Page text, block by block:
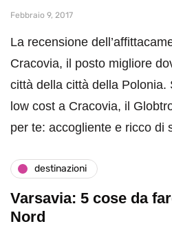
Febbraio 9, 2017
La recensione
Cracovia, il posto migliore
città della città della Polonia.
low cost a Cracovia, il
per te: accogliente e ricco di
destinazioni
Varsavia: 5 cose da
Nord